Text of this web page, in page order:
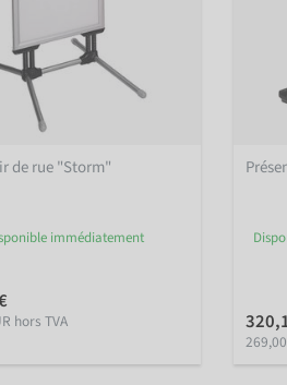
de rue "Storm"
immédiatement
hors TVA